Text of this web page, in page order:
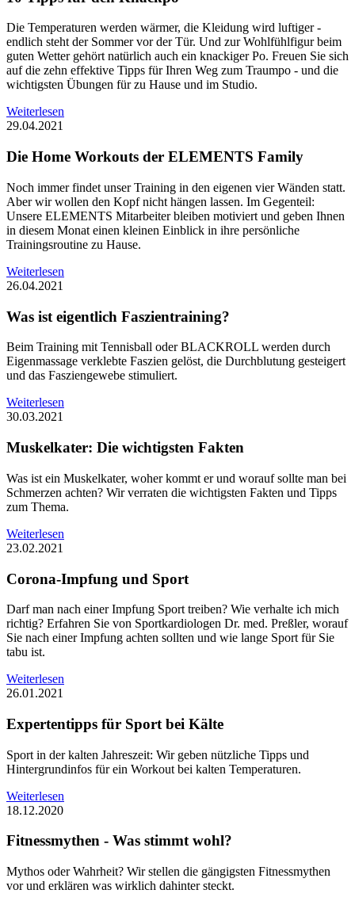
Die Temperaturen werden wärmer, die Kleidung wird luftiger -
endlich steht der Sommer vor der Tür. Und zur Wohlfühlfigur beim
guten Wetter gehört natürlich auch ein knackiger Po. Freuen Sie sich
auf die zehn effektive Tipps für Ihren Weg zum Traumpo - und die
wichtigsten Übungen für zu Hause und im Studio.
Weiterlesen
29.04.2021
Die Home Workouts der ELEMENTS Family
Noch immer findet unser Training in den eigenen vier Wänden statt.
Aber wir wollen den Kopf nicht hängen lassen. Im Gegenteil:
Unsere ELEMENTS Mitarbeiter bleiben motiviert und geben Ihnen
in diesem Monat einen kleinen Einblick in ihre persönliche
Trainingsroutine zu Hause.
Weiterlesen
26.04.2021
Was ist eigentlich Faszientraining?
Beim Training mit Tennisball oder BLACKROLL werden durch
Eigenmassage verklebte Faszien gelöst, die Durchblutung gesteigert
und das Fasziengewebe stimuliert.
Weiterlesen
30.03.2021
Muskelkater: Die wichtigsten Fakten
Was ist ein Muskelkater, woher kommt er und worauf sollte man bei
Schmerzen achten? Wir verraten die wichtigsten Fakten und Tipps
zum Thema.
Weiterlesen
23.02.2021
Corona-Impfung und Sport
Darf man nach einer Impfung Sport treiben? Wie verhalte ich mich
richtig? Erfahren Sie von Sportkardiologen Dr. med. Preßler, worauf
Sie nach einer Impfung achten sollten und wie lange Sport für Sie
tabu ist.
Weiterlesen
26.01.2021
Expertentipps für Sport bei Kälte
Sport in der kalten Jahreszeit: Wir geben nützliche Tipps und
Hintergrundinfos für ein Workout bei kalten Temperaturen.
Weiterlesen
18.12.2020
Fitnessmythen - Was stimmt wohl?
Mythos oder Wahrheit? Wir stellen die gängigsten Fitnessmythen
vor und erklären was wirklich dahinter steckt.